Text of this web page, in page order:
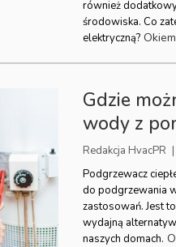
również
środowiska. Co
elektryczną?
Gdzie
wody z
Redakcja HvacPR
Podgrzewacz
do podgrzewania
zastosowań. Jest
wydajną
naszych domach.